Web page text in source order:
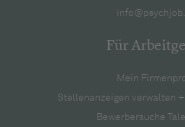
Für
Mein
Stellenanzeigen verwalten
Bewerbersuche